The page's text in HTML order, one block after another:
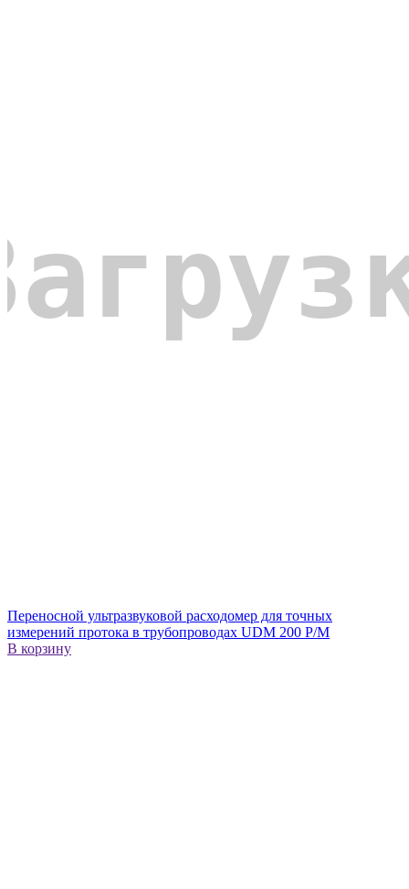
Переносной ультразвуковой расходомер для точных
измерений протока в трубопроводах UDM 200 P/M
В корзину